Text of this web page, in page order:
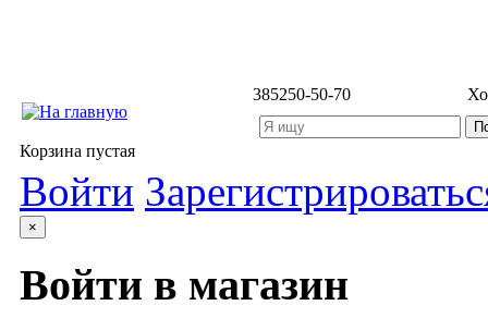
385250-50-70
Корзина пустая
Войти
×
Войти в магазин